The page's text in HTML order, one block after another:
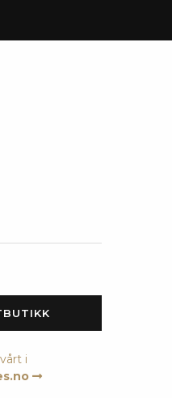
i